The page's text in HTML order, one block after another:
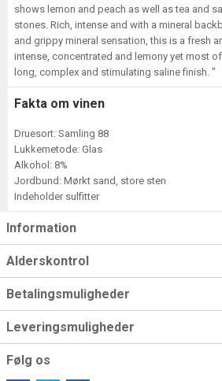
shows lemon and peach as well as tea and
stones. Rich, intense and with a mineral
and grippy mineral sensation, this is a fresh
intense, concentrated and lemony yet most
long, complex and stimulating saline finish. "
Fakta om vinen
Druesort: Samling 88
Lukkemetode: Glas
Alkohol: 8%
Jordbund: Mørkt sand, store sten
Indeholder sulfitter
Information
Alderskontrol
Betalingsmuligheder
Leveringsmuligheder
Følg os